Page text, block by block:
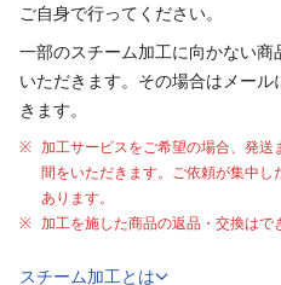
ご自身で行ってください。
一部のスチーム加工に向かない
いただきます。その場合はメー
きます。
加工サービスをご希望の場合、発送
間をいただきます。ご依頼が集中
あります。
加工を施した商品の返品・交換はで
スチーム加工とは